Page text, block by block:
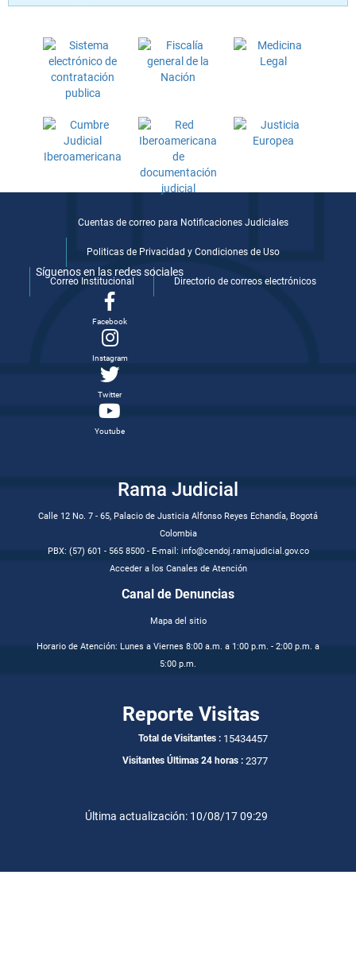
Cuentas de correo para Notificaciones Judiciales
Politicas de Privacidad y Condiciones de Uso
Correo Institucional Directorio de correos electrónicos
Síguenos en las redes sociales
Facebook
Instagram
Twitter
Youtube
Rama Judicial
Calle 12 No. 7 - 65, Palacio de Justicia Alfonso Reyes Echandía, Bogotá
Colombia
PBX: (57) 601 - 565 8500 - E-mail: info@cendoj.ramajudicial.gov.co
Acceder a los Canales de Atención
Canal de Denuncias
Mapa del sitio
Horario de Atención: Lunes a Viernes 8:00 a.m. a 1:00 p.m. - 2:00 p.m. a
5:00 p.m.
Reporte Visitas
Total de Visitantes : 15434457
Visitantes Últimas 24 horas : 2377
Última actualización: 10/08/17 09:29